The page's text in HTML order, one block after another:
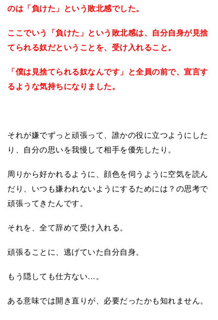
のは「負けた」という敗北感でした。
ここでいう「負けた」という敗北感は、自分自身が見捨
てられる奴だということを、受け入れること。
「僕は見捨てられる奴なんです」と全員の前で、宣言す
るような気持ちになりました。
それが嫌でずっと頑張って、誰かの役に立つようにした
り、自分の思いを我慢して相手を優先したり。
周りから好かれるように、顔色を伺うように空気を読ん
だり、いつも嫌われないようにするためには？の思考で
頑張ってきたんです。
それを、全て辞めて受け入れる。
頑張ることに、逃げていた自分自身。
もう隠しても仕方ない…。
ある意味では開き直りが、必要だったかも知れません。